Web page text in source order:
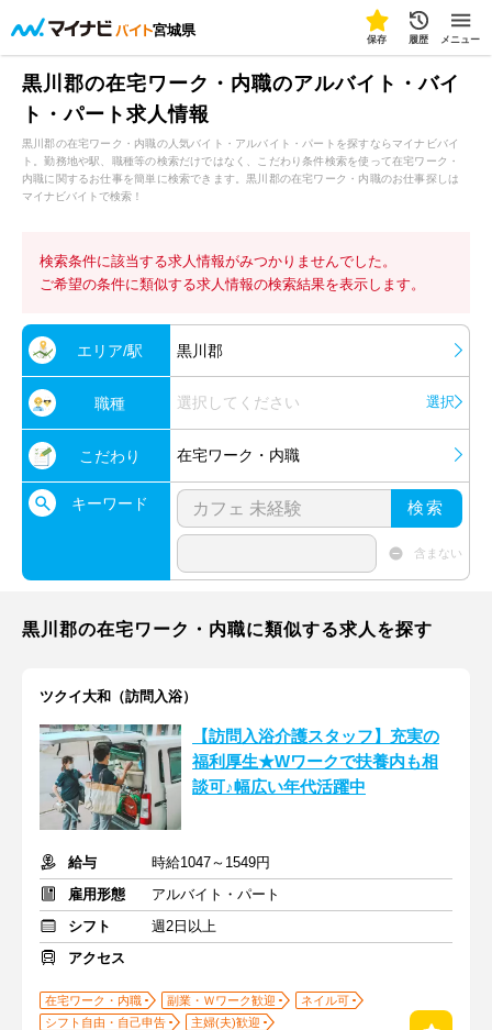
宮城県
保存 履歴 メニュー
黒川郡の在宅ワーク・内職のアルバイト・バイ
ト・パート求人情報
黒川郡の在宅ワーク・内職の人気バイト・アルバイト・パートを探すならマイナビバイ
ト。勤務地や駅、職種等の検索だけではなく、こだわり条件検索を使って在宅ワーク・
内職に関するお仕事を簡単に検索できます。黒川郡の在宅ワーク・内職のお仕事探しは
マイナビバイトで検索！
検索条件に該当する求人情報がみつかりませんでした。
ご希望の条件に類似する求人情報の検索結果を表示します。
エリア/駅 黒川郡
職種 選択してください 選択
こだわり 在宅ワーク・内職
キーワード 検索
含まない
黒川郡の在宅ワーク・内職に類似する求人を探す
ツクイ大和（訪問入浴）
【訪問入浴介護スタッフ】充実の
福利厚生★Wワークで扶養内も相
談可♪幅広い年代活躍中
給与
時給1047～1549円
雇用形態
アルバイト・パート
シフト
週2日以上
アクセス
在宅ワーク・内職 副業・Ｗワーク歓迎
ネイル可
シフト自由・自己申告
主婦(夫)歓迎